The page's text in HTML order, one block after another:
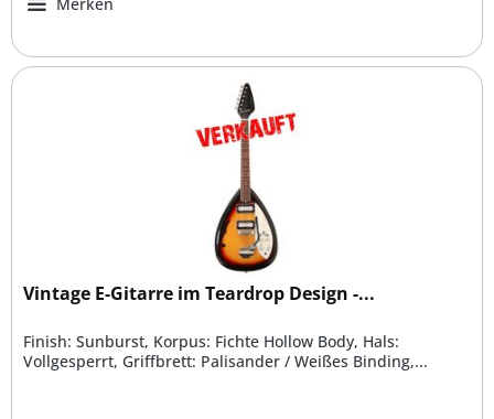
Vintage E-Gitarre im Teardrop Design -...
Finish: Sunburst, Korpus: Fichte Hollow Body, Hals:
Vollgesperrt, Griffbrett: Palisander / Weißes Binding,...